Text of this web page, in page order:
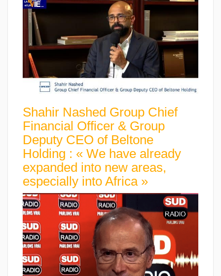
Shahir Nashed Group Chief
Financial Officer & Group
Deputy CEO of Beltone
Holding : « We have already
expanded into new areas,
especially into Africa »